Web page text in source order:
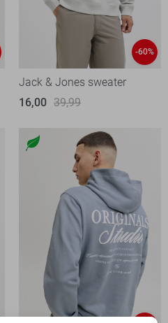
-60%
Jack & Jones sweater
16,00 39,99